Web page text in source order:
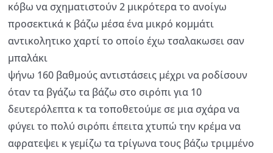
κόβω να σχηματιστούν 2 μικρότερα το ανοίγω
προσεκτικά κ βάζω μέσα ένα μικρό κομμάτι
αντικολητικο χαρτί το οποίο έχω τσαλακωσει σαν
μπαλάκι
ψήνω 160 βαθμούς αντιστάσεις μέχρι να ροδίσουν
όταν τα βγάζω τα βάζω στο σιρόπι για 10
δευτερόλεπτα κ τα τοποθετούμε σε μια σχάρα να
φύγει το πολύ σιρόπι έπειτα χτυπώ την κρέμα να
αφρατεψει κ γεμίζω τα τρίγωνα τους βάζω τριμμένο